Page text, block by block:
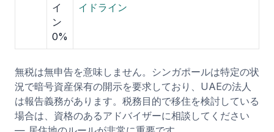
イ
ン
0%
イドライン
無税は無申告を意味しません。シンガポールは特定の状
況で暗号資産保有の開示を要求しており、UAEの法人
は報告義務があります。税務目的で移住を検討している
場合は、資格のあるアドバイザーに相談してください